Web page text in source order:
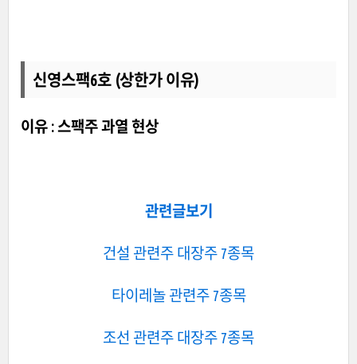
신영스팩6호 (상한가 이유)
이유 : 스팩주 과열 현상
관련글보기
건설 관련주 대장주 7종목
타이레놀 관련주 7종목
조선 관련주 대장주 7종목